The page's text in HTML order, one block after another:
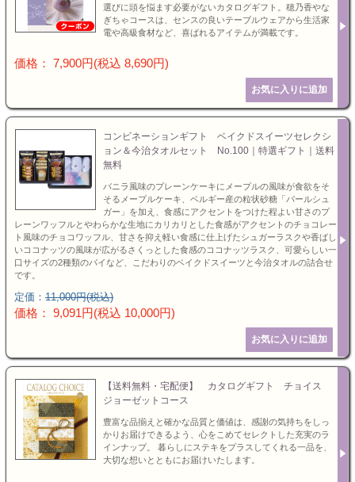
選びに頭を悩ます必要がないカタログギフト。穂乃香やな
ぎちゃコースは、センスの良いテーブルウェアから生活家
電や高級食材など、喜ばれるアイテムが満載です。
価格： 7,900円(税込 8,690円)
コンビネーションギフト ベイクドスイーツセレクシ
ョン＆今治タオルセット No.100｜特選ギフト｜送料
無料
バニラ風味のプレーンケーキにメープルの風味が食欲をそ
そるメープルケーキ、ベルギー産の粒状砂糖「パールシュ
ガー」を加え、食感にアクセントをつけた程よい甘さのプ
レーンワッフルとやわらかな生地にカリカリとした食感がアクセントのチョコレー
ト風味のチョコワッフル、甘さを抑え軽い食感に仕上げたシュガーラスクや香ばし
いココナッツの風味が広がるさくっとした食感のココナッツラスク、可愛らしい一
口サイズの2種類のパイなど、こだわりのベイクドスイーツと今治タオルの詰合せ
です。
定価： 11,000円(税込)
価格： 9,091円(税込 10,000円)
【送料無料・宅配便】 カタログギフト チョイス
ジョーゼットコース
豊富な品揃えと確かな品質と価値は、感謝の気持ちをしっ
かりお届けできるよう、心をこめてセレクトした充実のラ
インナップ。 暮らしにステキをプラスしてくれる一品を、
大切な想いとともにお届けいたします。